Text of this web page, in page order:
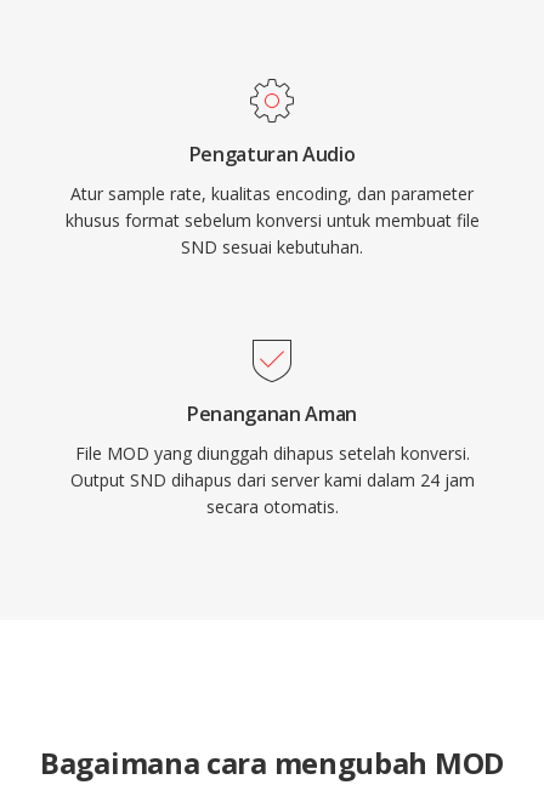
Pengaturan Audio
Atur sample rate, kualitas encoding, dan parameter
khusus format sebelum konversi untuk membuat file
SND sesuai kebutuhan.
Penanganan Aman
File MOD yang diunggah dihapus setelah konversi.
Output SND dihapus dari server kami dalam 24 jam
secara otomatis.
Bagaimana cara mengubah MOD